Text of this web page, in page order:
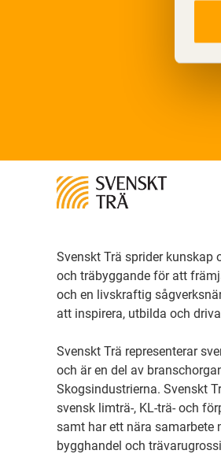
Svenskt Trä sprider kunskap
och träbyggande för att
och en livskraftig
att inspirera, utbilda och
Svenskt Trä representerar
och är en del av
Skogsindustrierna. Svenskt
svensk limträ-, KL-trä- och
samt har ett nära samarbete
bygghandel och